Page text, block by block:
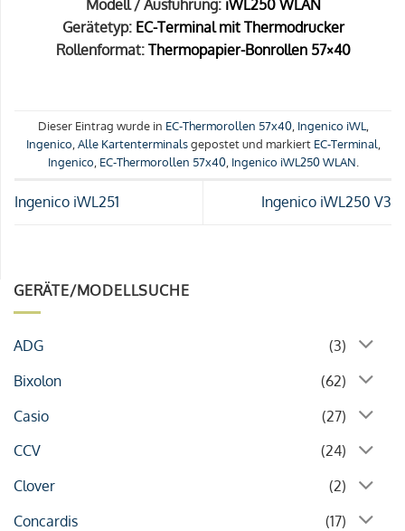
GERÄTE/MODELLSUCHE
ADG
(3)
Bixolon
(62)
Casio
(27)
CCV
(24)
Clover
(2)
Concardis
(17)
Modell / Ausführung: iWL250 WLAN
Gerätetyp: EC-Terminal mit Thermodrucker
Rollenformat: Thermopapier-Bonrollen 57×40
Dieser Eintrag wurde in EC-Thermorollen 57x40, Ingenico iWL,
Ingenico,Alle Kartenterminalsgepostet und markiert EC-Terminal,
Ingenico, EC-Thermorollen 57x40, Ingenico iWL250 WLAN.
Ingenico iWL251 Ingenico iWL250 V3